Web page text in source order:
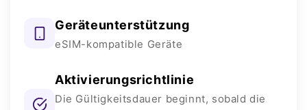
Geräteunterstützung
eSIM-kompatible Geräte
Aktivierungsrichtlinie
Die Gültigkeitsdauer beginnt, sobald die